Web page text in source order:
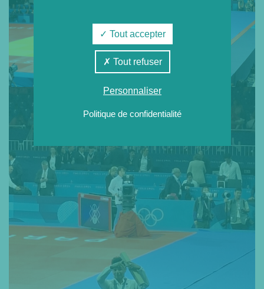
Tout accepter
Tout refuser
Personnaliser
Politique de confidentialité